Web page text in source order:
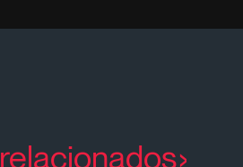
relacionados